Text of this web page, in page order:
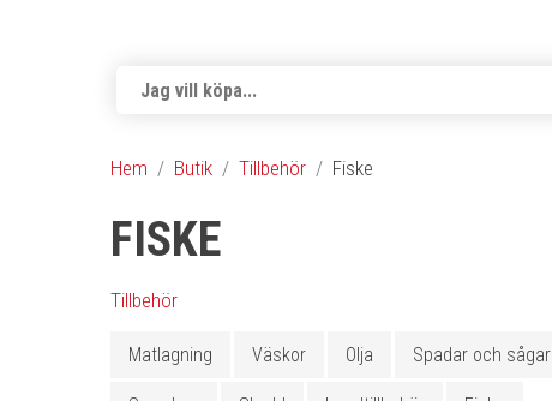
Hem Butik Tillbehör Fiske
FISKE
Tillbehör
Matlagning Väskor Olja Spadar och sågar